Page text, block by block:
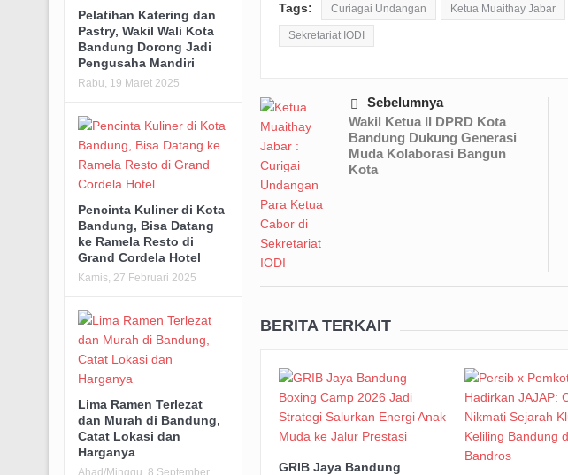
Tags: Curiagai Undangan Ketua Muaithay Jabar
Sekretariat IODI
Sebelumnya
Wakil Ketua II DPRD Kota
Bandung Dukung Generasi
Muda Kolaborasi Bangun
Kota
BERITA TERKAIT
GRIB Jaya Bandung
Pelatihan Katering dan
Pastry, Wakil Wali Kota
Bandung Dorong Jadi
Pengusaha Mandiri
Rabu, 19 Maret 2025
Pencinta Kuliner di Kota
Bandung, Bisa Datang
ke Ramela Resto di
Grand Cordela Hotel
Kamis, 27 Februari 2025
Lima Ramen Terlezat
dan Murah di Bandung,
Catat Lokasi dan
Harganya